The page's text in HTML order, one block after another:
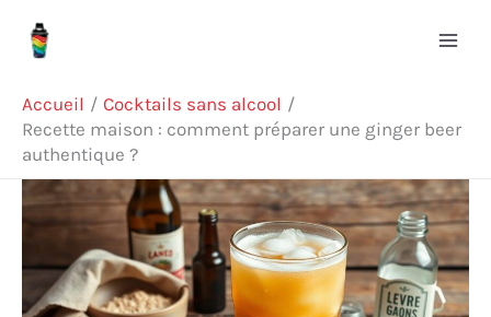
Accueil
Cocktails sans alcool
Recette maison : comment préparer une ginger beer
authentique ?
Rechercher